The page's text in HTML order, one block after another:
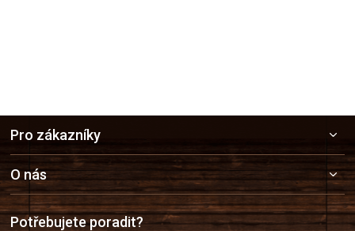
a
t
í
Pro zákazníky
O nás
Potřebujete poradit?